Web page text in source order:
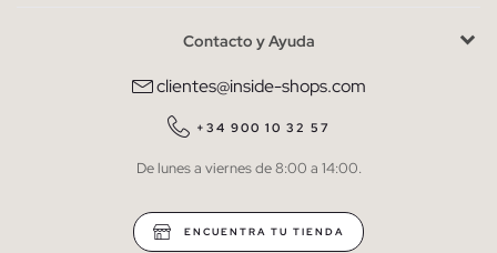
He leído y entiendo lapolítica de privacidad
QUIERO SUSCRIBIRME
* Puedes cancelar la suscripción en cualquier momento.
Contacto y Ayuda
clientes@inside-shops.com
+34 900 10 32 57
De lunes a viernes de 8:00 a 14:00.
ENCUENTRA TU TIENDA